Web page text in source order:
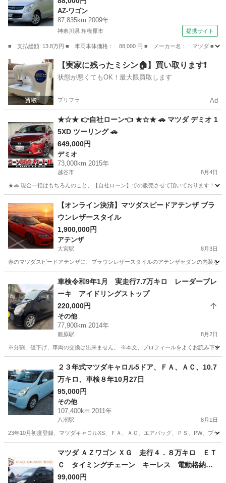
ステアリング パワ－ウィンドウ ベンチシー
ト エアコンクーラー （検10.8）
AZ-ワゴン
87,835km 2009年
神奈川県 相模原市 提携サイト
■ 支払総額: 13.8万円 ■ 車両本体価格： 88,000 円 ■ メーカー名： マツダ ■
相模原市 AZ-ワゴン
【実家に残ったミシン🏠】買い取ります❗️
状態が悪くてもOK！最大限買取します
プリフラ Ad
★☆★ 👉自社ローン👈 ★☆★ 🚗 マツダ デミオ 1
5XD ツーリング 🚗
649,000円
デミオ
73,000km 2015年
越谷市 8月4日
★🚗 現金一括はもちろんのこと、【自社ローン】での販売させて頂いております！
デミオ カートルズ
【オンライン決済】マツダスピードアテンザ ブラ
ウンレザースタイル
1,900,000円
アテンザ
大宮駅 8月3日
赤のマツダスピードアテンザに、ブラウンレザースタイルのアテンザセダンの内装を
さいたま市 大宮駅 アテンザ マツダスピード
車検令和9年1月 実走行7.7万キロ レーダーブレ
ーキ アイドリングストップ
220,000円
その他
77,900km 2014年
籠原駅 8月2日
※分割、値下げ、車両の交換は出来ません。 ※本文、プロフィールをよくお読み下さ
籠原駅 その他 預かり金
２３年式マツダキャロル5ドア、ＦＡ、ＡＣ、10.7
万キロ、車検８年10月27日
95,000円
その他
107,400km 2011年
八潮駅 8月1日
23年10月初度登録、マツダキャロルXS、ＦＡ、ＡＣ、エアバッグ、ＰＳ、PW、プ
八潮駅 その他
マツダ ＡＺワゴン ＸＧ 走行４．８万キロ ＥＴ
Ｃ タイミングチェーン キーレス 電動格納ミ
ラー ドアバイザー プライバシーガラス Ｃ
99,000円